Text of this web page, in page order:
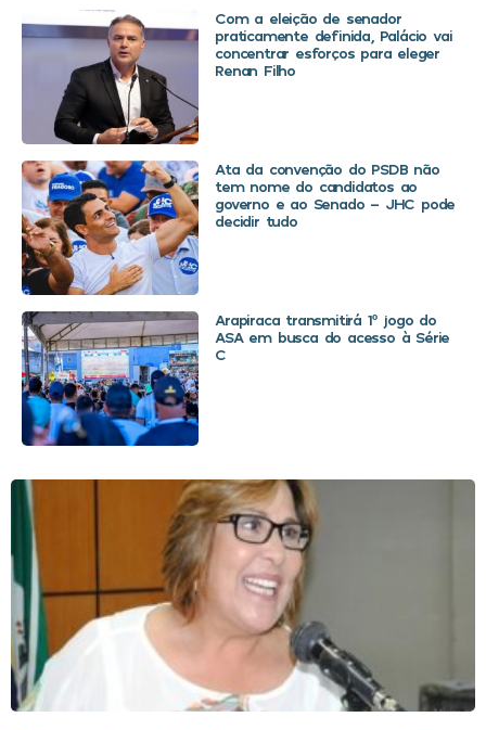
Com a eleição de senador
praticamente definida, Palácio vai
concentrar esforços para eleger
Renan Filho
Ata da convenção do PSDB não
tem nome do candidatos ao
governo e ao Senado – JHC pode
decidir tudo
Arapiraca transmitirá 1º jogo do
ASA em busca do acesso à Série
C